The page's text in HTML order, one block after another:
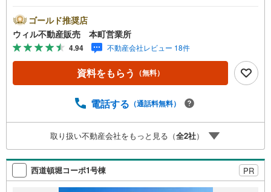
乾燥機付）、洗面化粧台、洗濯防水パン新調・全室クロ
ス、フローリング、フロアタイル張替え・玄関収納・照明
器具交換・ハウスクリーニングなど。■学校・スーパー徒歩
圏。生活動線の整った住環境！■徒歩6分の場所に『イオン
モール大阪ドームシティ』！■都心アクセス重視派に応える
マルチアクセス！■1LDK！■全居室6帖以上の広さ！■リビ
燥機・追い焚き機能付き！■現在は空き部屋で、気軽に室内
辺のコインパーキングまでご案内致しますので、担当者に
お声がけください。■キッズスペースもございますので、小
さなお子様がいらっしゃるご家庭もお気軽にご来場くださ
い！【営業日】定休日はございません。火曜日・水曜日も
営業しております。
ゴールド推奨店
ウィル不動産販売 本町営業所
4.94 不動産会社レビュー 18件
資料をもらう （無料）
電話する （通話料無料）
取り扱い不動産会社をもっと見る（全2社）
西道頓堀コーポ1号棟 PR